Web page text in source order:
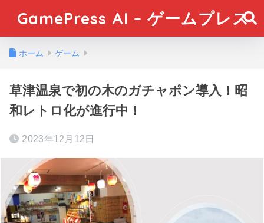
GamePress AI – ゲームプレス
ホーム ゲーム
草津温泉で初の木のガチャポン導入！昭
和レトロ化が進行中！
2023年12月12日